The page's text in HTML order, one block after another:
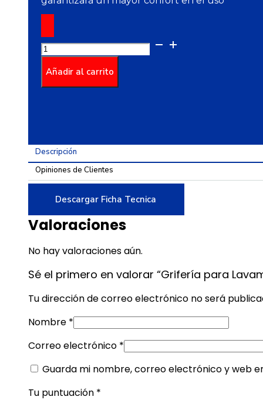
Grifería
para
Lavamanos
Sencilla
Añadir al carrito
Descripción
Opiniones de Clientes
Descargar Ficha Tecnica
Valoraciones
No hay valoraciones aún.
Sé el primero en valorar “Grifería para
Tu dirección de correo electrónico no será
Nombre *
Correo electrónico *
Guarda mi nombre, correo electrónico y web
Tu puntuación *